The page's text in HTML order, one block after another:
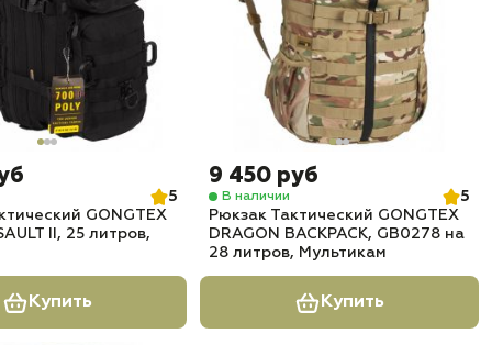
5
GONGTEX
II, 25 литров,
Купить
9 450 руб
В наличии
5
Рюкзак Тактический GONGTEX
DRAGON BACKPACK, GB0278 на
28 литров, Мультикам
Купить